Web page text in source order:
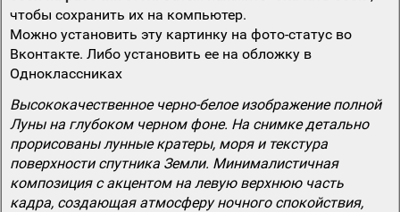
чтобы сохранить их на компьютер.
Можно установить эту картинку на фото-статус во
Вконтакте. Либо установить ее на обложку в
Одноклассниках
Высококачественное черно-белое изображение полной
Луны на глубоком черном фоне. На снимке детально
прорисованы лунные кратеры, моря и текстура
поверхности спутника Земли. Минималистичная
композиция с акцентом на левую верхнюю часть
кадра, создающая атмосферу ночного спокойствия,